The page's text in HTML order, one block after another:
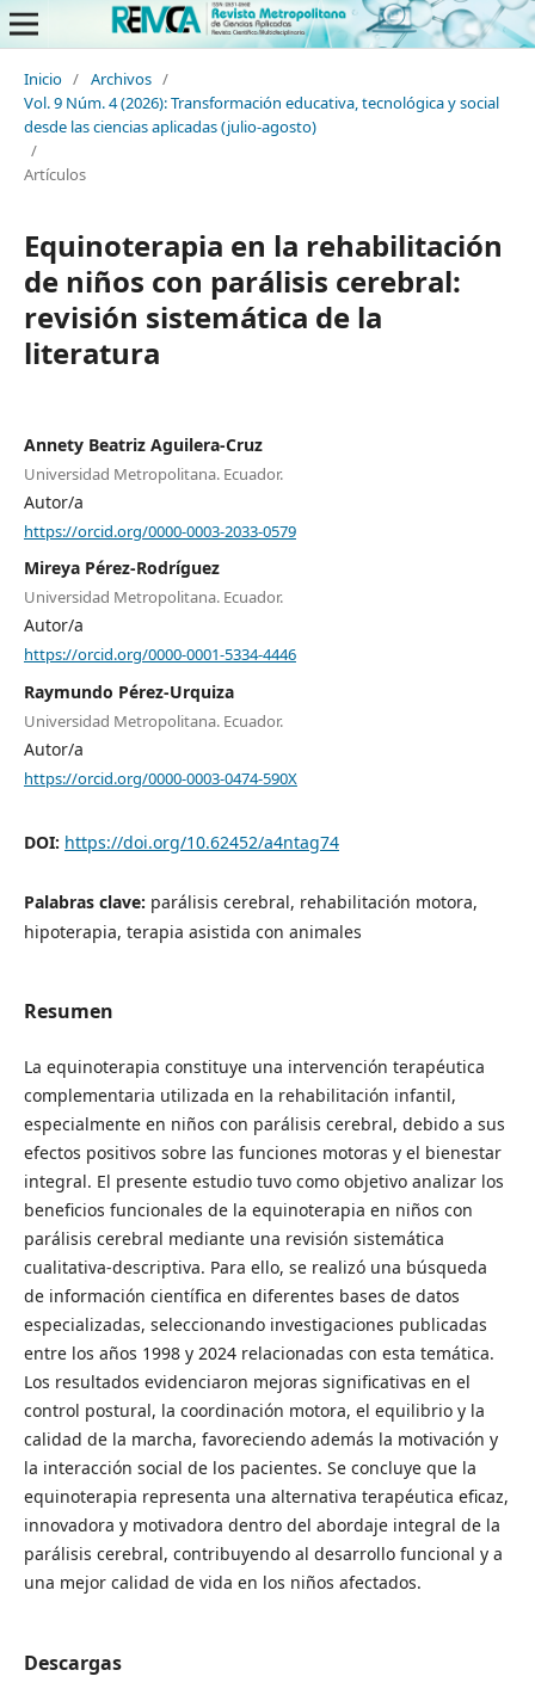
Inicio / Archivos /
Vol. 9 Núm. 4 (2026): Transformación educativa, tecnológica y social
desde las ciencias aplicadas (julio-agosto)
/
Artículos
Equinoterapia en la rehabilitación
de niños con parálisis cerebral:
revisión sistemática de la
literatura
Annety Beatriz Aguilera-Cruz
Universidad Metropolitana. Ecuador.
Autor/a
https://orcid.org/0000-0003-2033-0579
Mireya Pérez-Rodríguez
Universidad Metropolitana. Ecuador.
Autor/a
https://orcid.org/0000-0001-5334-4446
Raymundo Pérez-Urquiza
Universidad Metropolitana. Ecuador.
Autor/a
https://orcid.org/0000-0003-0474-590X
DOI: https://doi.org/10.62452/a4ntag74
Palabras clave: parálisis cerebral, rehabilitación motora,
hipoterapia, terapia asistida con animales
Resumen
La equinoterapia constituye una intervención terapéutica
complementaria utilizada en la rehabilitación infantil,
especialmente en niños con parálisis cerebral, debido a sus
efectos positivos sobre las funciones motoras y el bienestar
integral. El presente estudio tuvo como objetivo analizar los
beneficios funcionales de la equinoterapia en niños con
parálisis cerebral mediante una revisión sistemática
cualitativa-descriptiva. Para ello, se realizó una búsqueda
de información científica en diferentes bases de datos
especializadas, seleccionando investigaciones publicadas
entre los años 1998 y 2024 relacionadas con esta temática.
Los resultados evidenciaron mejoras significativas en el
control postural, la coordinación motora, el equilibrio y la
calidad de la marcha, favoreciendo además la motivación y
la interacción social de los pacientes. Se concluye que la
equinoterapia representa una alternativa terapéutica eficaz,
innovadora y motivadora dentro del abordaje integral de la
parálisis cerebral, contribuyendo al desarrollo funcional y a
una mejor calidad de vida en los niños afectados.
Descargas